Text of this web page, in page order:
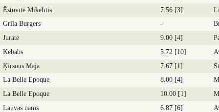
Ēstuvīte Miķelītis
7.56 [3]
Grila Burgers
-
Jurate
9.00 [4]
Kebabs
5.72 [10]
Ķirsons Māja
7.67 [1]
La Belle Epoque
8.00 [4]
La Belle Epoque
10.00 [1]
Lauvas nams
6.87 [6]